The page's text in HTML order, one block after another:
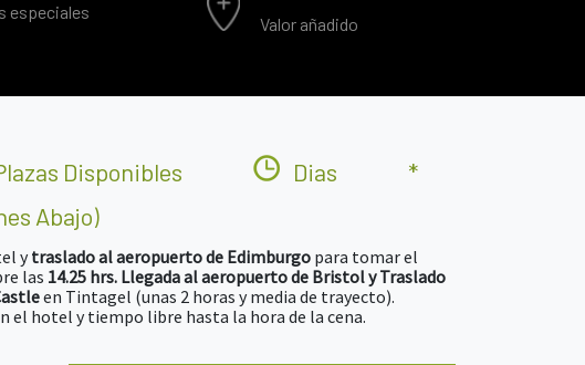
especiales
Valor añadido
Disponibles Dias
*
Abajo)
ytraslado al aeropuerto de Edimburgo para tomar el
las 14.25 hrs. Llegada al aeropuerto de Bristol y Traslado
en Tintagel (unas 2 horas y media de trayecto).
el hotel y tiempo libre hasta la hora de la cena.